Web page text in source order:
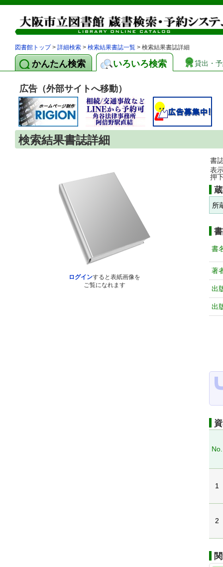
図書館トップ> 詳細検索 > 検索結果書誌一覧 > 検索結果書誌詳細
かんたん検索 いろいろ検索 貸出・
広告（外部サイトへ移動）
検索結果書誌詳細
ログインすると表紙画像を
ご覧になれます
書
表
押
所
書
著
出
出
No.
1
2